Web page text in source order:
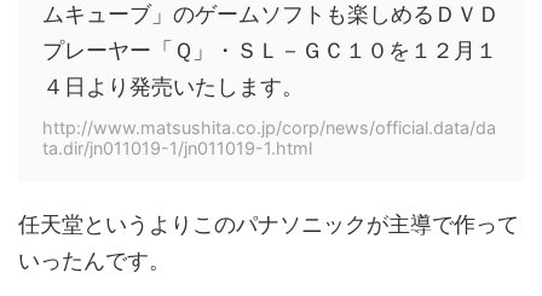
ムキューブ」のゲームソフトも楽しめるＤＶＤ
プレーヤー「Ｑ」・ＳＬ－ＧＣ１０を１２月１
４日より発売いたします。
http://www.matsushita.co.jp/corp/news/official.data/da
ta.dir/jn011019-1/jn011019-1.html
任天堂というよりこのパナソニックが主導で作って
いったんです。